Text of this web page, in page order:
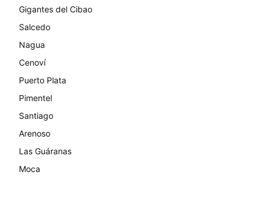
Gigantes del Cibao
Salcedo
Nagua
Cenoví
Puerto Plata
Pimentel
Santiago
Arenoso
Las Guáranas
Moca